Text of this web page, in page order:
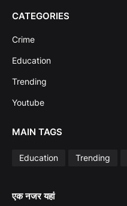
CATEGORIES
Crime
Education
Trending
Youtube
MAIN TAGS
Education Trending
एक नजर यहां